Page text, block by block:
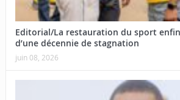
Editorial/La restauration du sport
d’une décennie de stagnation
juin 08, 2026